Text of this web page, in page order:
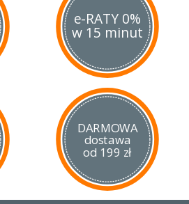
e-RATY 0%
w 15 minut
DARMOWA
dostawa
od 199 zł